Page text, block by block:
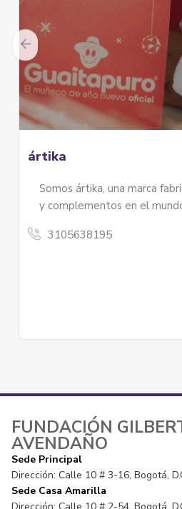
Instrumentos
hechos a mano
3208150367
FUNDACIÓN
AVENDAÑO
Sede Principal
Dirección: Calle 10 # 3-16, Bogotá,
Sede Casa Amarilla
Dirección: Calle 10 # 2-54, Bogotá,